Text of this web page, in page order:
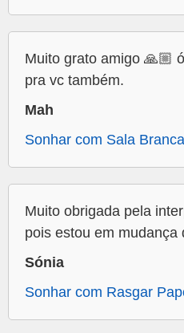
Muito grato amigo 🙏🏼
pra vc também.
Mah
Sonhar com Sala Branca
Muito obrigada pela
pois estou em mudança
Sónia
Sonhar com Rasgar